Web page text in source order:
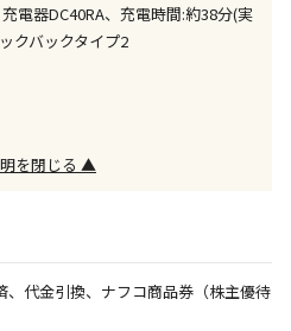
全て同じ店舗での受取となりま
入はできません。お手数です
けてお買い求めください
換は選択できません。
電器DC40RA、充電時間:約38分(実
クバックタイプ2
を閉じる ▲
、代金引換、ナフコ商品券（株主優待